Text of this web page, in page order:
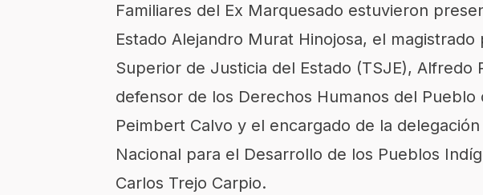
Familiares del Ex Marquesado estuvieron
Estado Alejandro Murat Hinojosa, el
Superior de Justicia del Estado (TSJE), Alfredo
defensor de los Derechos Humanos del Pueblo
Peimbert Calvo y el encargado de la
Nacional para el Desarrollo de los Pueblos
Carlos Trejo Carpio.